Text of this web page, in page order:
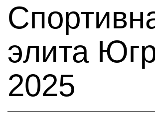
элита
2025